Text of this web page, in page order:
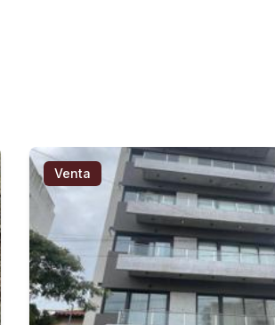
Venta